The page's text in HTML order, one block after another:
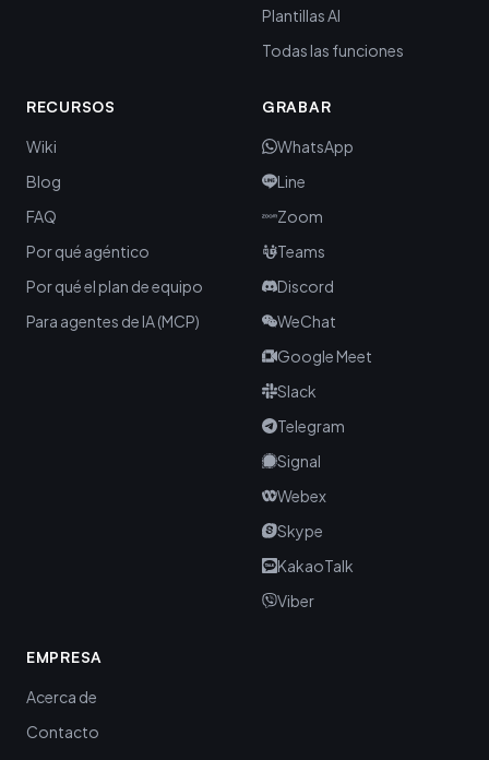
Plantillas AI
Todas las funciones
RECURSOS
Wiki
Blog
FAQ
Por qué agéntico
Por qué el plan de equipo
Para agentes de IA (MCP)
GRABAR
WhatsApp
Line
Zoom
Teams
Discord
WeChat
Google Meet
Slack
Telegram
Signal
Webex
Skype
KakaoTalk
Viber
EMPRESA
Acerca de
Contacto